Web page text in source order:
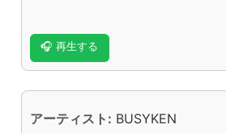
🎧 再生する
アーティスト: BUSYKEN